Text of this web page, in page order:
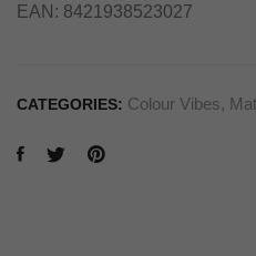
EAN: 8421938523027
CATEGORIES: Colour Vibes,